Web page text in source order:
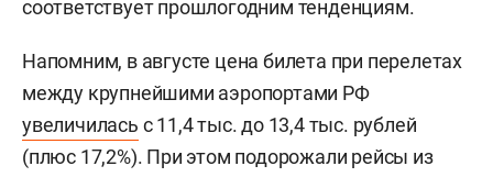
соответствует прошлогодним тенденциям.
Напомним, в августе цена билета при перелетах
между крупнейшими аэропортами РФ
увеличилась с 11,4 тыс. до 13,4 тыс. рублей
(плюс 17,2%). При этом подорожали рейсы из